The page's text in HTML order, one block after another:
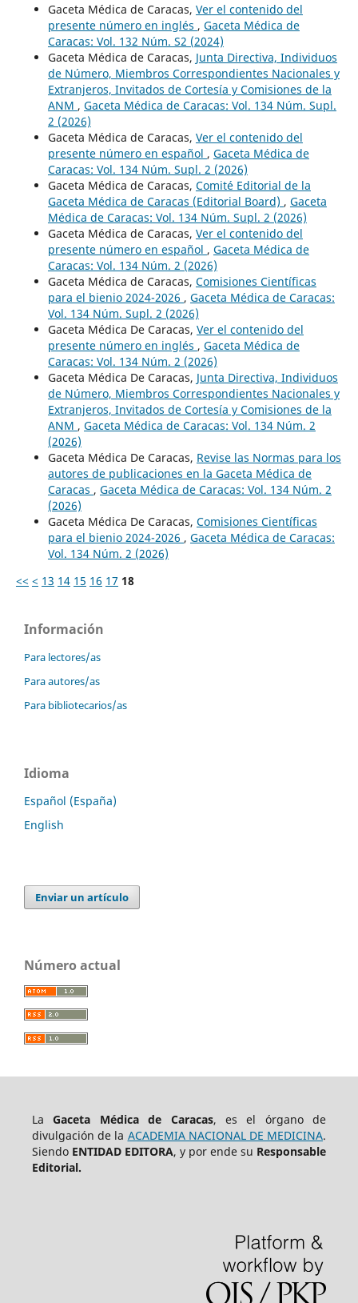
Gaceta Médica de Caracas, Ver el contenido del
presente número en inglés , Gaceta Médica de
Caracas: Vol. 132 Núm. S2 (2024)
Gaceta Médica de Caracas, Junta Directiva, Individuos
de Número, Miembros Correspondientes Nacionales y
Extranjeros, Invitados de Cortesía y Comisiones de la
ANM , Gaceta Médica de Caracas: Vol. 134 Núm. Supl.
2 (2026)
Gaceta Médica de Caracas, Ver el contenido del
presente número en español , Gaceta Médica de
Caracas: Vol. 134 Núm. Supl. 2 (2026)
Gaceta Médica de Caracas, Comité Editorial de la
Gaceta Médica de Caracas (Editorial Board) , Gaceta
Médica de Caracas: Vol. 134 Núm. Supl. 2 (2026)
Gaceta Médica de Caracas, Ver el contenido del
presente número en español , Gaceta Médica de
Caracas: Vol. 134 Núm. 2 (2026)
Gaceta Médica de Caracas, Comisiones Científicas
para el bienio 2024-2026 , Gaceta Médica de Caracas:
Vol. 134 Núm. Supl. 2 (2026)
Gaceta Médica De Caracas, Ver el contenido del
presente número en inglés , Gaceta Médica de
Caracas: Vol. 134 Núm. 2 (2026)
Gaceta Médica De Caracas, Junta Directiva, Individuos
de Número, Miembros Correspondientes Nacionales y
Extranjeros, Invitados de Cortesía y Comisiones de la
ANM , Gaceta Médica de Caracas: Vol. 134 Núm. 2
(2026)
Gaceta Médica De Caracas, Revise las Normas para los
autores de publicaciones en la Gaceta Médica de
Caracas , Gaceta Médica de Caracas: Vol. 134 Núm. 2
(2026)
Gaceta Médica De Caracas, Comisiones Científicas
para el bienio 2024-2026 , Gaceta Médica de Caracas:
Vol. 134 Núm. 2 (2026)
<< < 13 14 15 16 17 18
Información
Para lectores/as
Para autores/as
Para bibliotecarios/as
Idioma
Español (España)
English
Enviar un artículo
Número actual
LaGaceta Médica de Caracas, es el órgano de
divulgación de la ACADEMIA NACIONAL DE MEDICINA.
Siendo ENTIDAD EDITORA, y por ende su Responsable
Editorial.